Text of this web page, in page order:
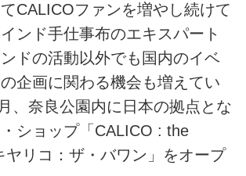
CALICOファンを増やし続けて
ンド手仕事布のエキスパート
ドの活動以外でも国内のイベ
企画に関わる機会も増えてい
、奈良公園内に日本の拠点とな
ショップ「CALICO : the
ヤリコ：ザ・バワン」をオープ